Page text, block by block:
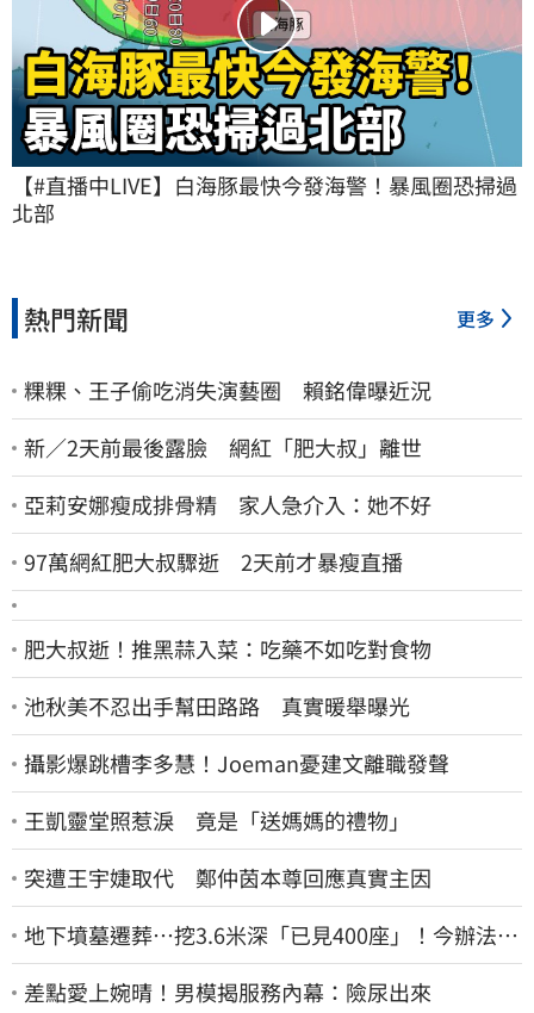
【#直播中LIVE】白海豚最快今發海警！暴風圈恐掃過
北部
熱門新聞 更多
粿粿、王子偷吃消失演藝圈 賴銘偉曝近況
新／2天前最後露臉 網紅「肥大叔」離世
亞莉安娜瘦成排骨精 家人急介入：她不好
97萬網紅肥大叔驟逝 2天前才暴瘦直播
肥大叔逝！推黑蒜入菜：吃藥不如吃對食物
池秋美不忍出手幫田路路 真實暖舉曝光
攝影爆跳槽李多慧！Joeman憂建文離職發聲
王凱靈堂照惹淚 竟是「送媽媽的禮物」
突遭王宇婕取代 鄭仲茵本尊回應真實主因
地下墳墓遷葬…挖3.6米深「已見400座」！今辦法會
安撫祖先
差點愛上婉晴！男模揭服務內幕：險尿出來